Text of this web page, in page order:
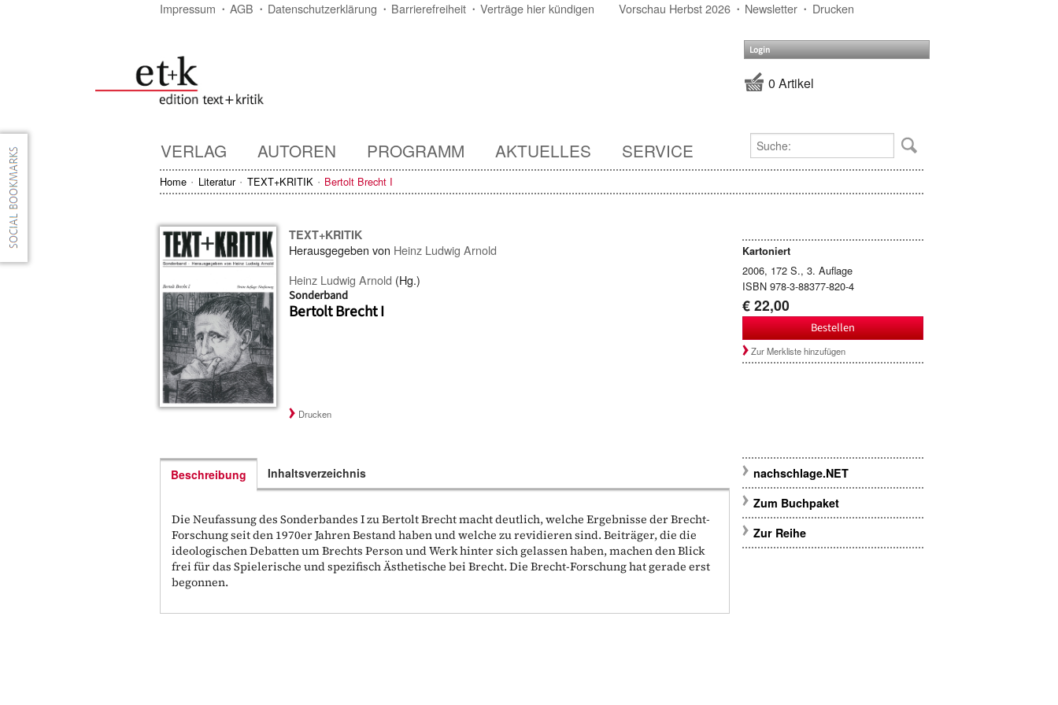
Impressum AGB Datenschutzerklärung Barrierefreiheit Verträge hier kündigen Vorschau Herbst 2026 Newsletter Drucken
Login
0 Artikel
VERLAG AUTOREN PROGRAMM AKTUELLES SERVICE
Home Literatur TEXT+KRITIK Bertolt Brecht I
TEXT+KRITIK
Herausgegeben von Heinz Ludwig Arnold
Heinz Ludwig Arnold (Hg.)
Sonderband
Bertolt Brecht I
Kartoniert
2006, 172 S., 3. Auflage
ISBN 978-3-88377-820-4
€ 22,00
Bestellen
Zur Merkliste hinzufügen
Drucken
Beschreibung
Die Neufassung des Sonderbandes I zu Bertolt Brecht macht deutlich, welche Ergebnisse der Brecht-
Forschung seit den 1970er Jahren Bestand haben und welche zu revidieren sind. Beiträger, die die
ideologischen Debatten um Brechts Person und Werk hinter sich gelassen haben, machen den Blick
frei für das Spielerische und spezifisch Ästhetische bei Brecht. Die Brecht-Forschung hat gerade erst
begonnen.
Inhaltsverzeichnis
nachschlage.NET
Zum Buchpaket
Zur Reihe